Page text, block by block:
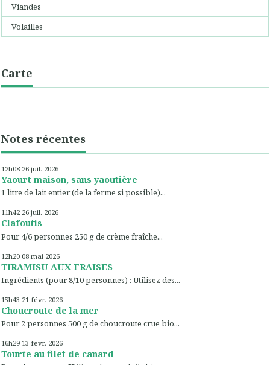
Viandes
Volailles
Carte
Notes récentes
12h08 26 juil. 2026
Yaourt maison, sans yaoutière
1 litre de lait entier (de la ferme si possible)...
11h42 26 juil. 2026
Clafoutis
Pour 4/6 personnes 250 g de crème fraîche...
12h20 08 mai 2026
TIRAMISU AUX FRAISES
Ingrédients (pour 8/10 personnes) : Utilisez des...
15h43 21 févr. 2026
Choucroute de la mer
Pour 2 personnes 500 g de choucroute crue bio...
16h29 13 févr. 2026
Tourte au filet de canard